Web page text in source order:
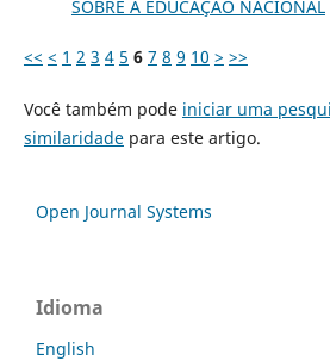
SOBRE A EDUCAÇÃO NACIONAL
<< < 1 2 3 4 5 6 7 8 9 10 > >>
Você também pode iniciar uma
similaridadepara este artigo.
Open Journal Systems
Idioma
English